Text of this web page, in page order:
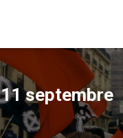
11 septembre